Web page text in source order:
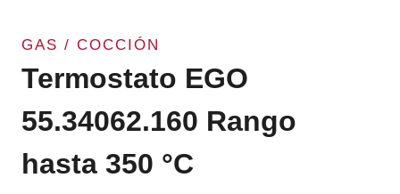
GAS / COCCIÓN
Termostato EGO
55.34062.160 Rango
hasta 350 °C